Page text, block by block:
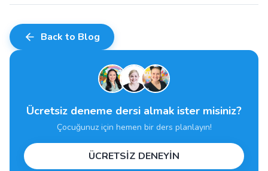
Back to Blog
Ücretsiz deneme dersi almak ister misiniz?
Çocuğunuz için hemen bir ders planlayın!
ÜCRETSİZ DENEYİN